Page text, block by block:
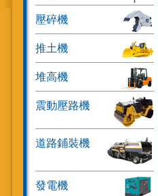
壓碎機
推土機
堆高機
震動壓路機
道路鋪裝機
發電機